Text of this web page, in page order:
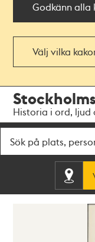
Godkänn alla
Välj vilka
navigationen
huvudinnehållet
Historia i ord, ljud